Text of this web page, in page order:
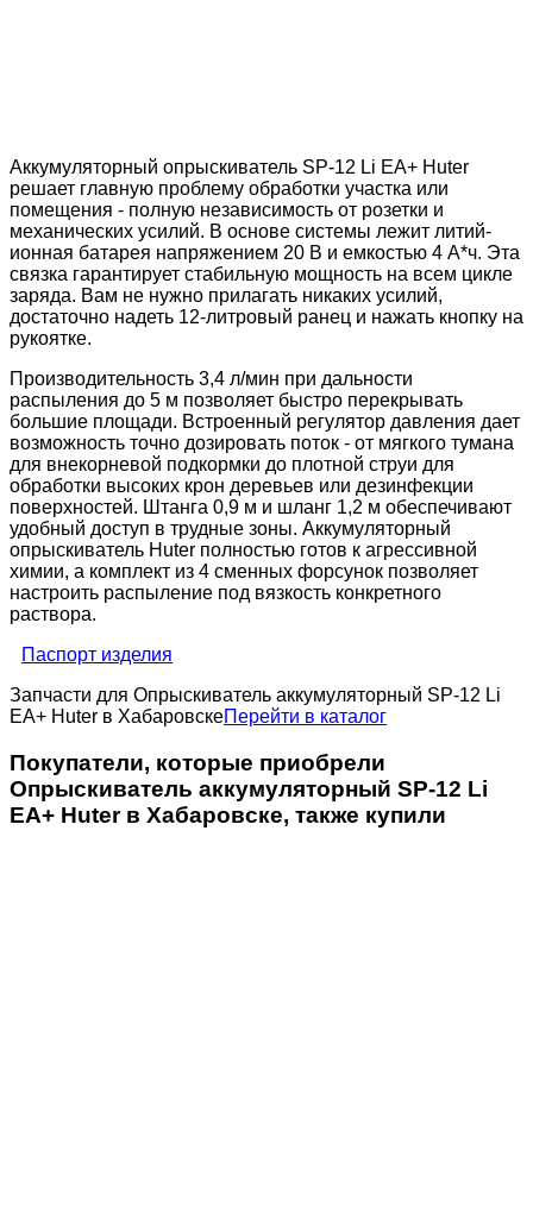
Аккумуляторный опрыскиватель SP-12 Li EA+ Huter
решает главную проблему обработки участка или
помещения - полную независимость от розетки и
механических усилий. В основе системы лежит литий-
ионная батарея напряжением 20 В и емкостью 4 А*ч. Эта
связка гарантирует стабильную мощность на всем цикле
заряда. Вам не нужно прилагать никаких усилий,
достаточно надеть 12-литровый ранец и нажать кнопку на
рукоятке.
Производительность 3,4 л/мин при дальности
распыления до 5 м позволяет быстро перекрывать
большие площади. Встроенный регулятор давления дает
возможность точно дозировать поток - от мягкого тумана
для внекорневой подкормки до плотной струи для
обработки высоких крон деревьев или дезинфекции
поверхностей. Штанга 0,9 м и шланг 1,2 м обеспечивают
удобный доступ в трудные зоны. Аккумуляторный
опрыскиватель Huter полностью готов к агрессивной
химии, а комплект из 4 сменных форсунок позволяет
настроить распыление под вязкость конкретного
раствора.
Паспорт изделия
Запчасти для Опрыскиватель аккумуляторный SP-12 Li
EA+ Huter в ХабаровскеПерейти в каталог
Покупатели, которые приобрели
Опрыскиватель аккумуляторный SP-12 Li
EA+ Huter в Хабаровске, также купили